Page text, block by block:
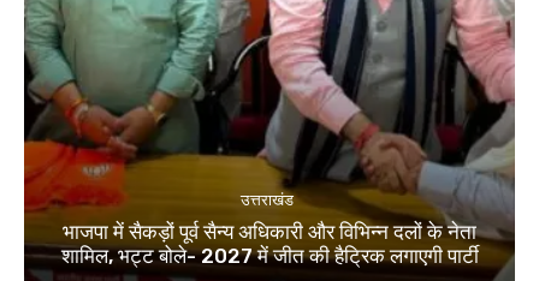
उत्तराखंड
भाजपा में सैकड़ों पूर्व सैन्य अधिकारी और विभिन्न दलों के नेता
शामिल, भट्ट बोले- 2027 में जीत की हैट्रिक लगाएगी पार्टी